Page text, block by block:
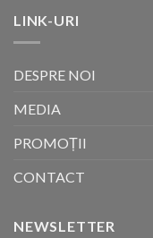
LINK-URI
DESPRE NOI
MEDIA
PROMOȚII
CONTACT
NEWSLETTER